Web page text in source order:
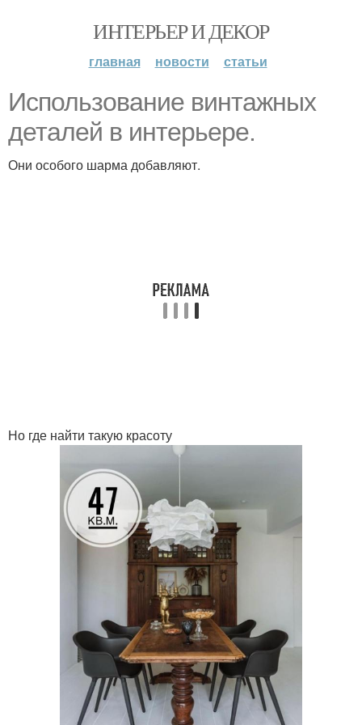
ИНТЕРЬЕР И ДЕКОР
главная новости статьи
Использование винтажных
деталей в интерьере.
Они особого шарма добавляют.
Но где найти такую красоту